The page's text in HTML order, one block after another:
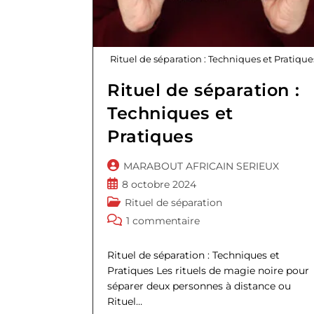
Rituel de séparation : Techniques et
Rituel de séparation :
Techniques et
Pratiques
Auteur/autrice
de
la
publication :
MARABOUT AFRICAIN SERIEUX
Publication
publiée :
8 octobre 2024
Post
category:
Rituel de séparation
Commentaires
la
publication :
1 commentaire
Rituel de séparation : Techniques et
Pratiques Les rituels de magie noire pour
séparer deux personnes à distance ou
Rituel…